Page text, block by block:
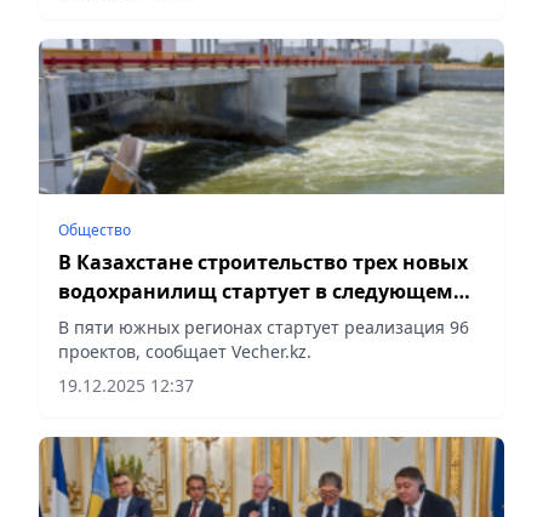
Общество
В Казахстане строительство трех новых
водохранилищ стартует в следующем
году при поддержке Исламского банка
развития
В пяти южных регионах стартует реализация 96
проектов, сообщает Vecher.kz.
19.12.2025 12:37